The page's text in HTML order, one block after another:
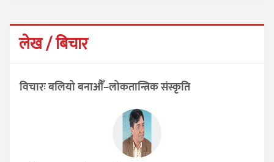
लेख / बिचार
विचारः बलियो बनाऔँ–लोकतान्त्रिक संस्कृति